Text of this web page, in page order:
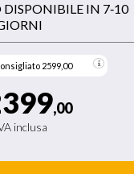
IN 7‑10
2599,00
,00
inclusa